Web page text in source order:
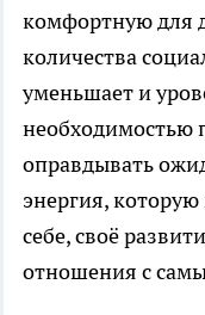
комфортную для
количества
уменьшает и
необходимостью
оправдывать
энергия,
себе, своё
отношения с